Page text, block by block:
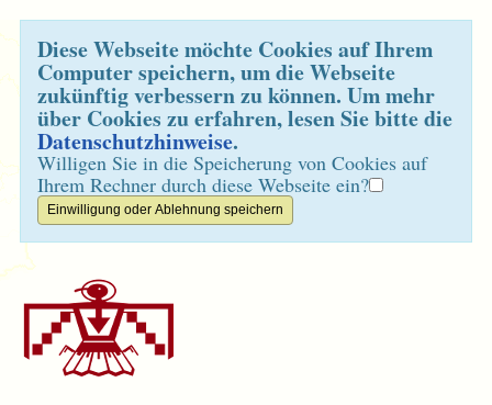
Diese Webseite möchte Cookies auf Ihrem
Computer speichern, um die Webseite
zukünftig verbessern zu können. Um mehr
über Cookies zu erfahren, lesen Sie bitte die
Datenschutzhinweise.
Willigen Sie in die Speicherung von Cookies auf
Ihrem Rechner durch diese Webseite ein?